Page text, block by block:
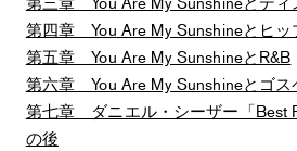
第四章 You Are My Sunshineとヒッ
第五章 You Are My SunshineとR&B
第六章 You Are My Sunshineとゴス
第七章 ダニエル・シーザー「Best
の後